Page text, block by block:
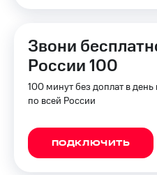
Звони
России 100
100 минут без доплат в
по всей России
ПОДКЛЮЧИТЬ